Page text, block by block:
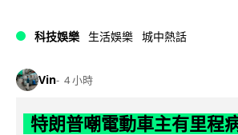
科技娛樂 生活娛樂 城中熱話
Vin 4 小時
特朗普嘲電動車主有里程